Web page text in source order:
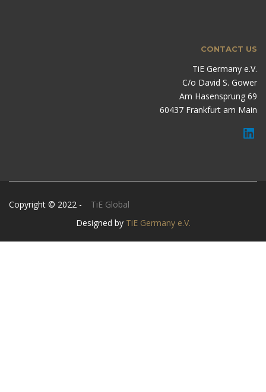
CONTACT US
TiE Germany e.V.
C/o David S. Gower
Am Hasensprung 69
60437 Frankfurt am Main
Copyright © 2022 -
TiE Global
Designed by TiE Germany e.V.